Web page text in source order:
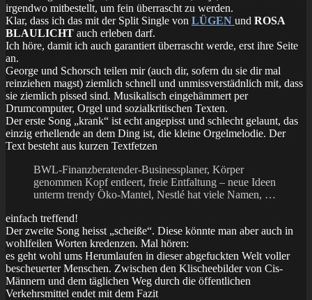
irgendwo mitbestellt, um fein überrascht zu werden.
Klar, dass ich das mit der Split Single von LÜGEN und ROSA
BLAULICHT auch erleben darf.
Ich höre, damit ich auch garantiert überrascht werde, erst ihre Seite
an.
George und Schorsch teilen mir (auch dir, sofern du sie dir mal
reinziehen magst) ziemlich schnell und unmissverstädnlich mit, dass
sie ziemlich pissed sind. Musikalisch eingehämmert per
Drumcomputer, Orgel und sozialkritischen Texten.
Der erste Song „krank“ ist echt angepisst und schlecht gelaunt, das
einzig erhellende an dem Ding ist, die kleine Orgelmelodie. Der
Text besteht aus kurzen Textfetzen
BWL-Finanzberatender-Businessplaner, Körper
genommen Kopf entleert, freie Entfaltung – neue Ideen
unterm trendy Öko-Mantel, Nestlé hat viele Namen, …
einfach treffend!
Der zweite Song heisst „scheiße“. Diese könnte man aber auch in
wohlfeilen Worten kredenzen. Mal hören:
es geht wohl ums Herumlaufen in dieser abgefuckten Welt voller
bescheuerter Menschen. Zwischen den Klischeebilder von Cis-
Männern und dem täglichen Weg durch die öffentlichen
Verkehrsmittel endet mit dem Fazit